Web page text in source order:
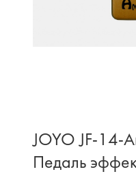
JOYO JF-14-
Педаль